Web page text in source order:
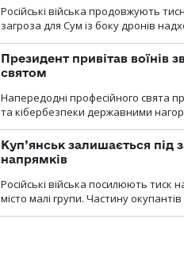
Російські війська продовжують
загроза для Сум із боку дронів
Президент привітав воїнів
святом
Напередодні професійного свята
та кібербезпеки державними
Куп’янськ залишається під
напрямків
Російські війська посилюють тиск
місто малі групи. Частину